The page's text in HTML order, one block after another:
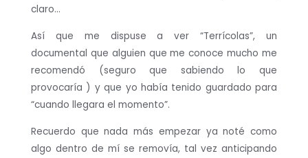
claro…
Así que me dispuse a ver “Terrícolas”, un
documental que alguien que me conoce mucho me
recomendó (seguro que sabiendo lo que
provocaría ) y que yo había tenido guardado para
“cuando llegara el momento”.
Recuerdo que nada más empezar ya noté como
algo dentro de mí se removía, tal vez anticipando